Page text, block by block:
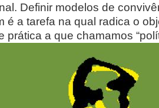
Definir modelos de
é a tarefa na qual radica o
prática a que chamamos